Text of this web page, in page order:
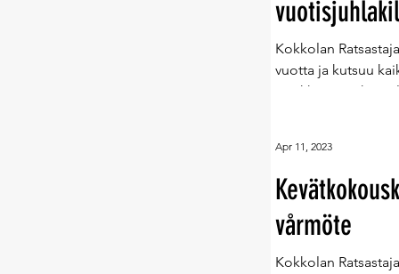
Kokkolan
vuotta ja kutsuu
merkkivuotta
vårmöte
Kokkolan
Apr 11, 2023